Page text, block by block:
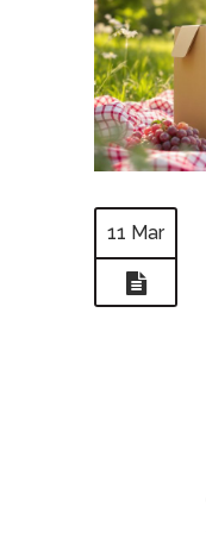
11 Mar